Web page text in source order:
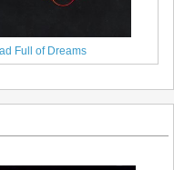
Full of Dreams